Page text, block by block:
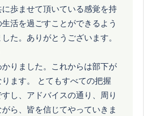
歩ませて頂いている感覚を持
活を過ごすことができるよう
た。ありがとうございます。
りました。これからは部下が
ます。 とてもすべての把握
し、アドバイスの通り、周り
ら、皆を信じてやっていきま